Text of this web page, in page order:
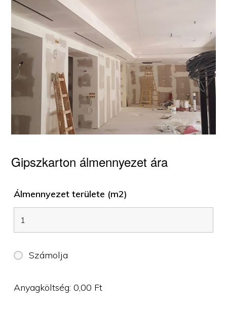
Gipszkarton álmennyezet ára
Álmennyezet területe (m2)
Számolja
Anyagköltség:0,00 Ft